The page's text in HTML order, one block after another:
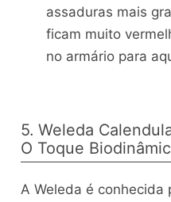
assaduras mais
ficam muito
no armário para
5. Weleda
O Toque
A Weleda é